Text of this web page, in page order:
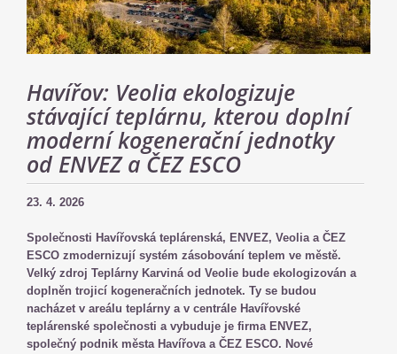
Havířov: Veolia ekologizuje
stávající teplárnu, kterou doplní
moderní kogenerační jednotky
od ENVEZ a ČEZ ESCO
23. 4. 2026
Společnosti Havířovská teplárenská, ENVEZ, Veolia a ČEZ
ESCO zmodernizují systém zásobování teplem ve městě.
Velký zdroj Teplárny Karviná od Veolie bude ekologizován a
doplněn trojicí kogeneračních jednotek. Ty se budou
nacházet v areálu teplárny a v centrále Havířovské
teplárenské společnosti a vybuduje je firma ENVEZ,
společný podnik města Havířova a ČEZ ESCO. Nové